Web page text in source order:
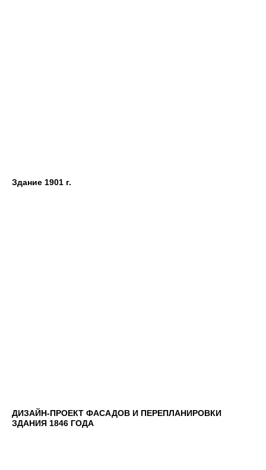
Здание 1901 г.
ДИЗАЙН-ПРОЕКТ ФАСАДОВ И ПЕРЕПЛАНИРОВКИ
ЗДАНИЯ 1846 ГОДА